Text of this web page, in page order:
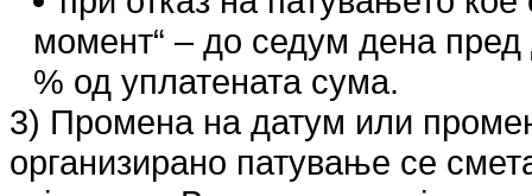
момент“ – до седум дена
% од уплатената сума.
3) Промена на датум или
организирано патување се